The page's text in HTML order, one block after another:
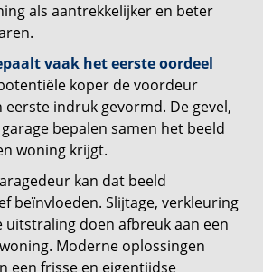
als aantrekkelijker en beter
vaak het eerste oordeel
koper de voordeur
indruk gevormd. De gevel,
bepalen samen het beeld
woning krijgt.
kan dat beeld
beïnvloeden. Slijtage, verkleuring
uitstraling doen afbreuk aan een
Moderne oplossingen
een frisse en eigentijdse